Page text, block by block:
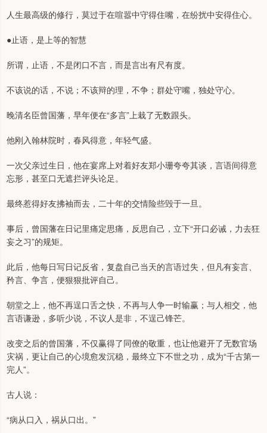
人生最高级的修行，莫过于在喧嚣中守得住嘴，在纷扰中安得住心。
●止语，是上等的智慧
所谓，止语，不是闭口不言，而是言出有尺有度。
不该说的话，不说；不该辩的理，不争；群处守嘴，独处守心。
晚清名臣曾国藩，早年便在“多言”上栽了无数跟头。
他刚入翰林院时，春风得意，年轻气盛。
一次父亲过生日，他在宴席上对着好友郑小珊夸夸其谈，言语间得意
忘形，甚至口无遮拦评头论足。
最终惹得好友拂袖而去，二十年的交情险些毁于一旦。
事后，曾国藩在日记里痛定思痛，反思自己，立下“开口必诫，力去狂
妄之习”的规矩。
此后，他每日写日记反省，复盘自己当天的言语过失，但凡有妄言、
矜言、争言，便狠狠批评自己。
朝堂之上，他不再逞口舌之快，不再与人争一时输赢；与人相交，他
言语谦逊，多听少说，不议人是非，不逞己锋芒。
改变之后的曾国藩，不仅赢得了同僚的敬重，也让他避开了无数官场
灾祸，更让自己的心境愈发沉稳，最终立下不世之功，成为“千古第一
完人”。
古人说：
“病从口入，祸从口出。”